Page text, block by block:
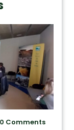
0 Comments